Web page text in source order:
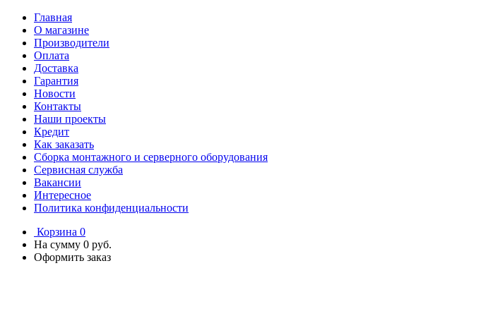
Главная
О магазине
Производители
Оплата
Доставка
Гарантия
Новости
Контакты
Наши проекты
Кредит
Как заказать
Сборка монтажного и серверного оборудования
Сервисная служба
Вакансии
Интересное
Политика конфиденциальности
Корзина 0
На сумму 0 руб.
Оформить заказ